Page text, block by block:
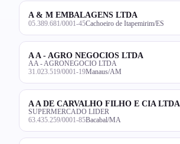
A & M EMBALAGENS LTDA
05.389.681/0001-45Cachoeiro de Itapemirim/ES
A A - AGRO NEGOCIOS LTDA
AA - AGRONEGOCIO LTDA
31.023.519/0001-19Manaus/AM
A A DE CARVALHO FILHO E CIA LTDA
SUPERMERCADO LIDER
63.435.259/0001-85Bacabal/MA